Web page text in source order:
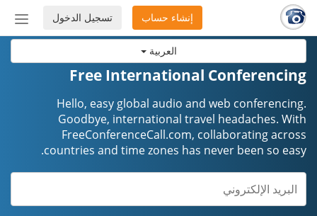
العربية
أو
تسجيل الدخول إنشاء حساب
Free International Conferencing
Hello, easy global audio and web conferencing.
Goodbye, international travel headaches. ​​​​​​​With
FreeConferenceCall.com, collaborating across
countries and time zones has never been so easy.